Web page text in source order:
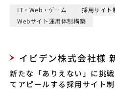
IT・Web・ゲーム 採用サイト
Webサイト運用体制構築
イビデン株式会社様
新たな「ありえない」に挑
てアピールする採用サイト